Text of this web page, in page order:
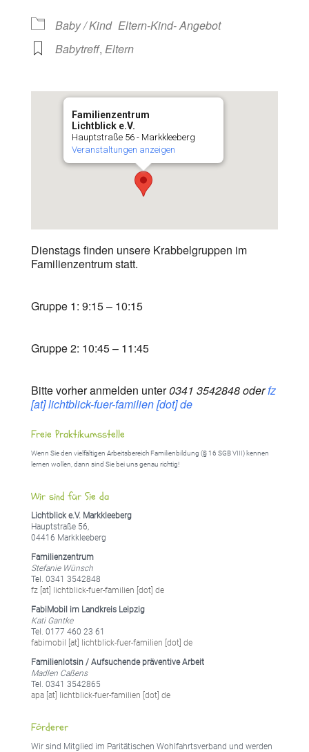
Baby / Kind Eltern-Kind- Angebot
Babytreff, Eltern
Familienzentrum
Lichtblick e.V.
Hauptstraße 56 - Markkleeberg
Veranstaltungen anzeigen
Dienstags finden unsere Krabbelgruppen im
Familienzentrum statt.
Gruppe 1: 9:15 – 10:15
Gruppe 2: 10:45 – 11:45
Bitte vorher anmelden unter0341 3542848 oderfz
[at] lichtblick-fuer-familien [dot] de
Freie Praktikumsstelle
Wenn Sie den vielfältigen Arbeitsbereich Familienbildung (§ 16 SGB VIII) kennen
lernen wollen, dann sind Sie bei uns genau richtig!
Wir sind für Sie da
Lichtblick e.V. Markkleeberg
Hauptstraße 56,
04416 Markkleeberg
Familienzentrum
Stefanie Wünsch
Tel. 0341 3542848
fz [at] lichtblick-fuer-familien [dot] de
FabiMobil im Landkreis Leipzig
Kati Gantke
Tel. 0177 460 23 61
fabimobil [at] lichtblick-fuer-familien [dot] de
Familienlotsin / Aufsuchende präventive Arbeit
Madlen Caßens
Tel. 0341 3542865
apa [at] lichtblick-fuer-familien [dot] de
Förderer
Wir sind Mitglied im Paritätischen Wohlfahrtsverband und werden